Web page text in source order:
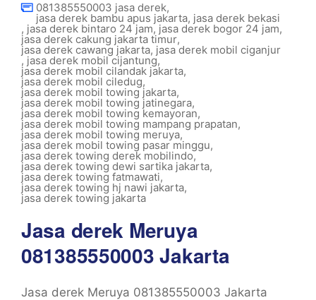
081385550003 jasa derek,
jasa derek bambu apus jakarta, jasa derek bekasi
, jasa derek bintaro 24 jam, jasa derek bogor 24 jam,
jasa derek cakung jakarta timur,
jasa derek cawang jakarta, jasa derek mobil ciganjur
, jasa derek mobil cijantung,
jasa derek mobil cilandak jakarta,
jasa derek mobil ciledug,
jasa derek mobil towing jakarta,
jasa derek mobil towing jatinegara,
jasa derek mobil towing kemayoran,
jasa derek mobil towing mampang prapatan,
jasa derek mobil towing meruya,
jasa derek mobil towing pasar minggu,
jasa derek towing derek mobilindo,
jasa derek towing dewi sartika jakarta,
jasa derek towing fatmawati,
jasa derek towing hj nawi jakarta,
jasa derek towing jakarta
Jasa derek Meruya
081385550003 Jakarta
Jasa derek Meruya 081385550003 Jakarta